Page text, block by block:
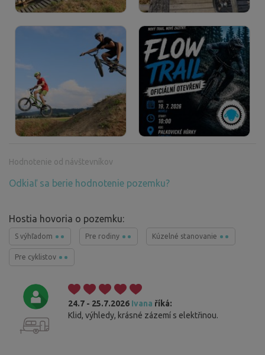
Hodnotenie od návštevníkov
Odkiaľ sa berie hodnotenie pozemku?
Hostia hovoria o pozemku:
S výhľadom Pre rodiny Kúzelné stanovanie
Pre cyklistov
24.7 - 25.7.2026 Ivana říká:
Klid, výhledy, krásné zázemí s elektřinou.